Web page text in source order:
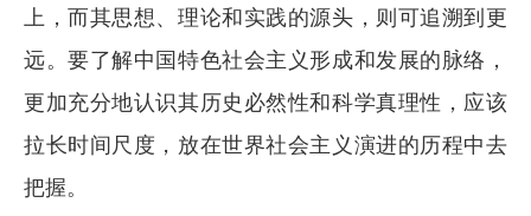
上，而其思想、理论和实践的源头，则可追溯到更
远。要了解中国特色社会主义形成和发展的脉络，
更加充分地认识其历史必然性和科学真理性，应该
拉长时间尺度，放在世界社会主义演进的历程中去
把握。